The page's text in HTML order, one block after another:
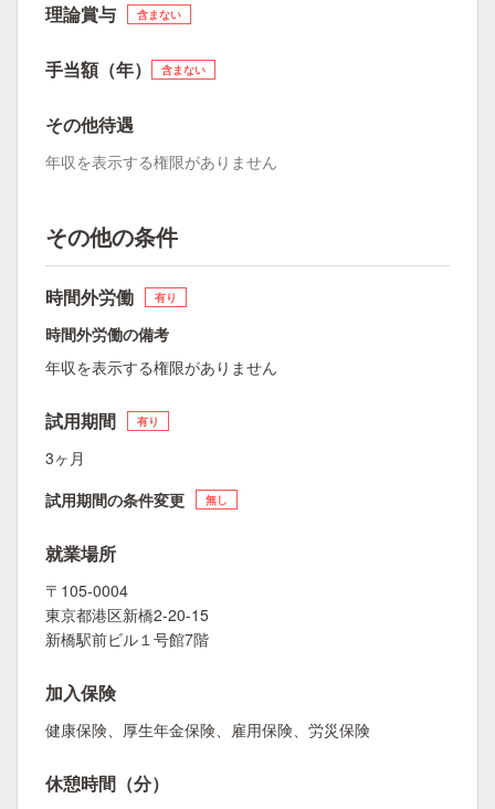
理論賞与 含まない
手当額（年） 含まない
その他待遇
年収を表示する権限がありません
その他の条件
時間外労働 有り
時間外労働の備考
年収を表示する権限がありません
試用期間 有り
3ヶ月
試用期間の条件変更
無し
就業場所
〒105-0004
東京都港区新橋2-20-15
新橋駅前ビル１号館7階
加入保険
健康保険、厚生年金保険、雇用保険、労災保険
休憩時間（分）